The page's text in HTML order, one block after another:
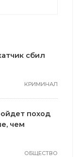
сбил
КРИМИНАЛ
поход
чем
ОБЩЕСТВО